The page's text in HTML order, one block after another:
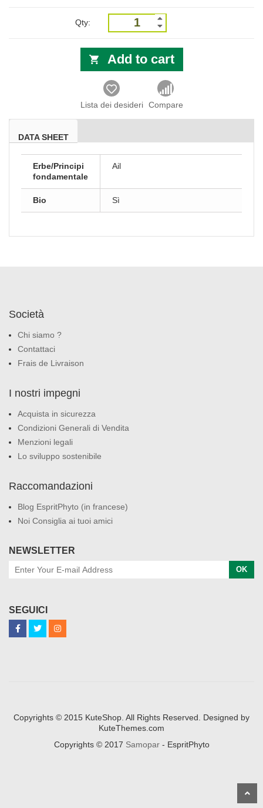
Qty:
Add to cart
Lista dei desideri Compare
DATA SHEET
Erbe/Principi
fondamentale
Ail
Bio Sì
Società
Chi siamo ?
Contattaci
Frais de Livraison
I nostri impegni
Acquista in sicurezza
Condizioni Generali di Vendita
Menzioni legali
Lo sviluppo sostenibile
Raccomandazioni
Blog EspritPhyto (in francese)
Noi Consiglia ai tuoi amici
NEWSLETTER
OK
SEGUICI
Copyrights © 2015 KuteShop. All Rights Reserved. Designed by
KuteThemes.com
Copyrights © 2017 Samopar- EspritPhyto